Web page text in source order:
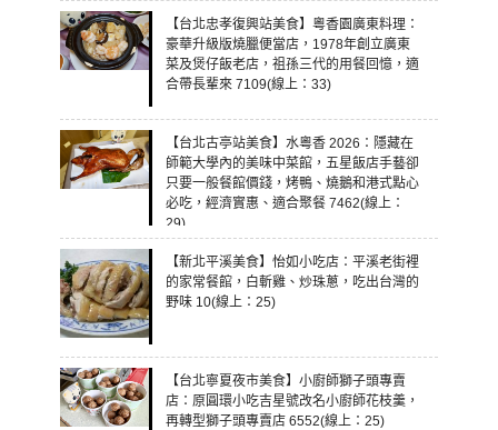
【台北忠孝復興站美食】粵香園廣東料理：
豪華升級版燒臘便當店，1978年創立廣東
菜及煲仔飯老店，祖孫三代的用餐回憶，適
合帶長輩來 7109(線上：33)
【台北古亭站美食】水粵香 2026：隱藏在
師範大學內的美味中菜館，五星飯店手藝卻
只要一般餐館價錢，烤鴨、燒鵝和港式點心
必吃，經濟實惠、適合聚餐 7462(線上：
29)
【新北平溪美食】怡如小吃店：平溪老街裡
的家常餐館，白斬雞、炒珠蔥，吃出台灣的
野味 10(線上：25)
【台北寧夏夜市美食】小廚師獅子頭專賣
店：原圓環小吃吉星號改名小廚師花枝羹，
再轉型獅子頭專賣店 6552(線上：25)